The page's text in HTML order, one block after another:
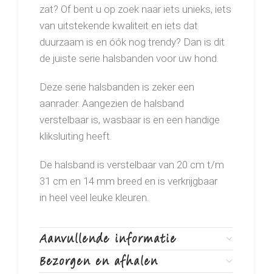
zat? Of bent u op zoek naar iets unieks, iets
van uitstekende kwaliteit en iets dat
duurzaam is en óók nog trendy? Dan is dit
de juiste serie halsbanden voor uw hond.
Deze serie halsbanden is zeker een
aanrader. Aangezien de halsband
verstelbaar is, wasbaar is en een handige
kliksluiting heeft.
De halsband is verstelbaar van 20 cm t/m
31 cm en 14 mm breed en is verkrijgbaar
in heel veel leuke kleuren.
Aanvullende informatie
Bezorgen en afhalen